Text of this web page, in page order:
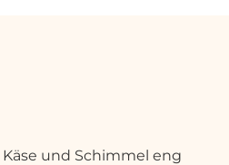
und Schimmel eng